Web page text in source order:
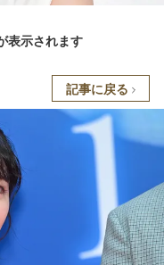
表示されます
記事に戻る